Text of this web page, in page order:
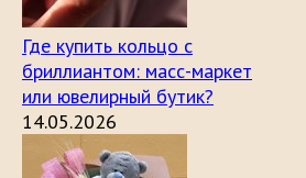
Где купить кольцо с
бриллиантом: масс-маркет
или ювелирный бутик?
14.05.2026